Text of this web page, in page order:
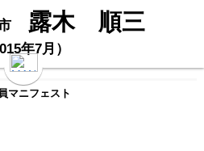
露木 順三
年7月）
マニフェスト